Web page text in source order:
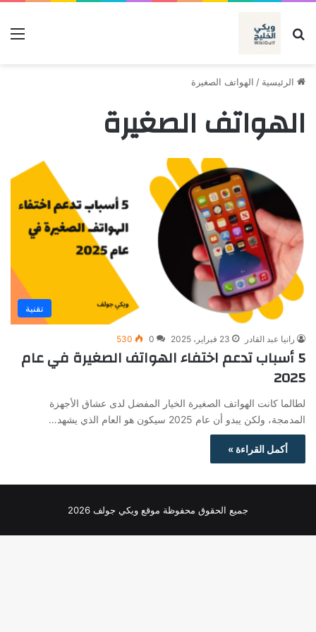
بحث عن
الرئيسية / الهواتف الصغيرة
الهواتف الصغيرة
تقنية
رانيا عبد القادر 23 فبراير، 2025 0
530
5 أسباب تدعم اختفاء الهواتف الصغيرة في عام
2025
لطالما كانت الهواتف الصغيرة الخيار المفضل لدى عشاق الأجهزة
المدمجة، ولكن يبدو أن عام 2025 سيكون هو العام الذي يشهد…
أكمل القراءة »
جميع الحقوق محفوظة موقع ويكي جولف 2026